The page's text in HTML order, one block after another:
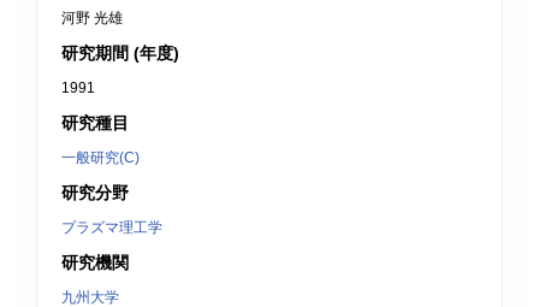
河野 光雄
研究期間 (年度)
1991
研究種目
一般研究(C)
研究分野
プラズマ理工学
研究機関
九州大学